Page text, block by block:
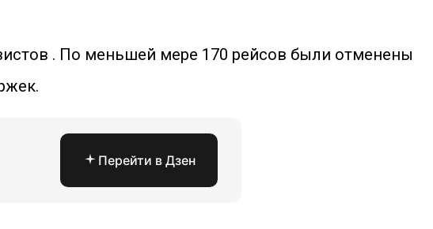
. По меньшей мере 170 рейсов были отменены
Перейти в Дзен